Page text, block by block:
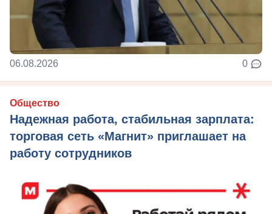
06.08.2026 0
Общество
Надежная работа, стабильная зарплата:
торговая сеть «Магнит» приглашает на
работу сотрудников